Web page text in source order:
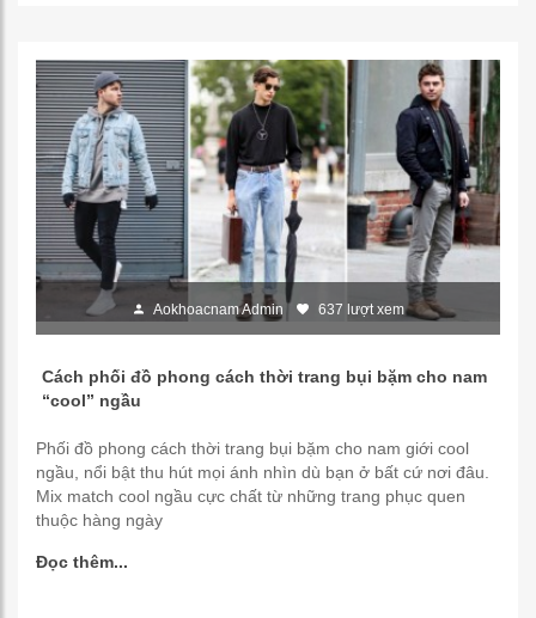
Aokhoacnam Admin 637 lượt xem
Cách phối đồ phong cách thời trang bụi bặm cho nam
“cool” ngầu
Phối đồ phong cách thời trang bụi bặm cho nam giới cool
ngầu, nổi bật thu hút mọi ánh nhìn dù bạn ở bất cứ nơi đâu.
Mix match cool ngầu cực chất từ những trang phục quen
thuộc hàng ngày
Đọc thêm...